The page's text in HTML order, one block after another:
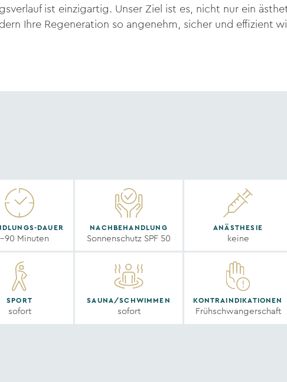
ist einzigartig. Unser Ziel ist es, nicht nur ein
Ihre Regeneration so angenehm, sicher und effizient
DAUER
90 Minuten
NACHBEHANDLUNG
Sonnenschutz SPF 50
ANÄSTHESIE
keine
SPORT
sofort
SAUNA/SCHWIMMEN
sofort
KONTRAINDIKATIONEN
Frühschwangerschaft